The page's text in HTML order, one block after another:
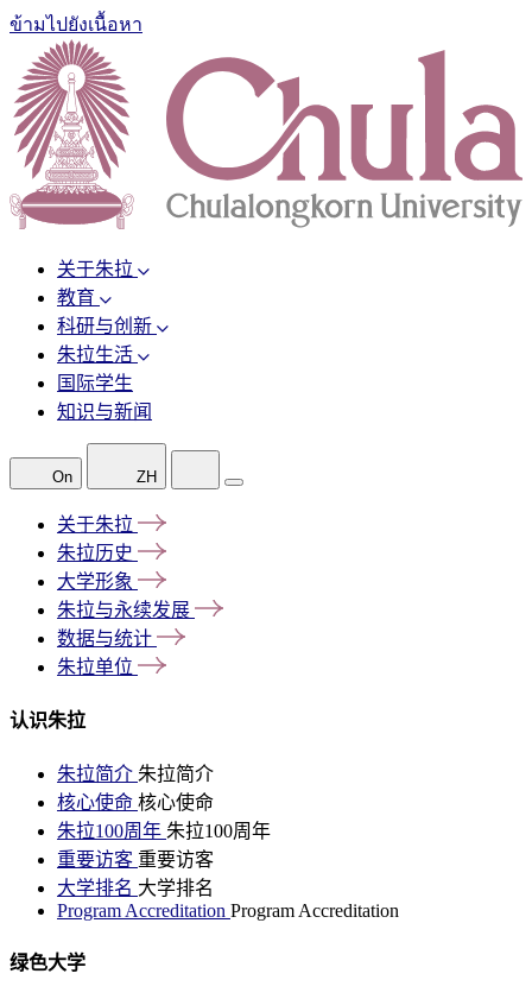
ข้ามไปยังเนื้อหา
关于朱拉
教育
科研与创新
朱拉生活
国际学生
知识与新闻
On ZH
关于朱拉
朱拉历史
大学形象
朱拉与永续发展
数据与统计
朱拉单位
认识朱拉
朱拉简介 朱拉简介
核心使命 核心使命
朱拉100周年 朱拉100周年
重要访客 重要访客
大学排名 大学排名
Program Accreditation Program Accreditation
绿色大学